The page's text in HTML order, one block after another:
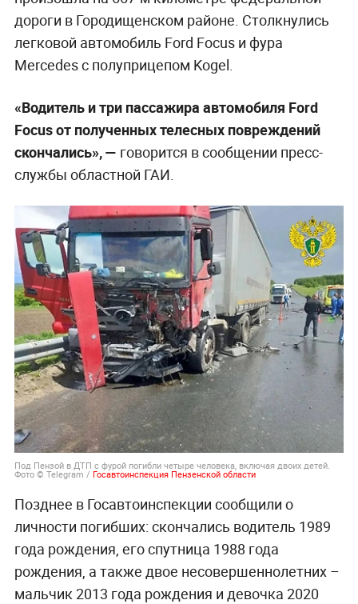
дороги в Городищенском районе. Столкнулись
легковой автомобиль Ford Focus и фура
Mercedes с полуприцепом Kogel.
«Водитель и три пассажира автомобиля Ford
Focus от полученных телесных повреждений
скончались», — говорится в сообщении пресс-
службы областной ГАИ.
Под Пензой в ДТП с фурой погибли четыре человека, включая двоих детей.
Фото © Telegram / Госавтоинспекция Пензенской области
Позднее в Госавтоинспекции сообщили о
личности погибших: скончались водитель 1989
года рождения, его спутница 1988 года
рождения, а также двое несовершеннолетних –
мальчик 2013 года рождения и девочка 2020